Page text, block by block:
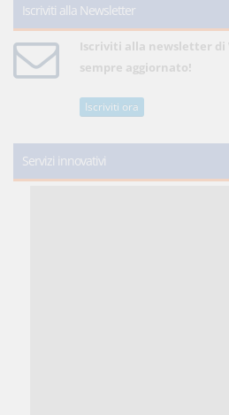
Iscriviti alla Newsletter
Iscriviti alla newsletter di
sempre aggiornato!
Iscriviti ora
Servizi innovativi